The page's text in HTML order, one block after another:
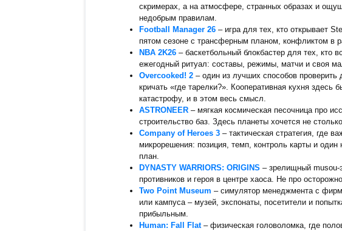
скримерах, а на атмосфере, странных образах и
недобрым правилам.
Football Manager 26– игра для тех, кто открывает
пятом сезоне с трансферным планом, конфликтом в
NBA 2K26– баскетбольный блокбастер для тех, кто
ежегодный ритуал: составы, режимы, матчи и своя
Overcooked! 2– один из лучших способов проверить
кричать «где тарелки?». Кооперативная кухня
катастрофу, и в этом весь смысл.
ASTRONEER– мягкая космическая песочница про
строительство баз. Здесь планеты хочется не
Company of Heroes 3– тактическая стратегия, где
микрорешения: позиция, темп, контроль карты и
план.
DYNASTY WARRIORS: ORIGINS – зрелищный musou-
противников и героя в центре хаоса. Не про
Two Point Museum – симулятор менеджмента с
или кампуса – музей, экспонаты, посетители и
прибыльным.
Human: Fall Flat– физическая головоломка, где